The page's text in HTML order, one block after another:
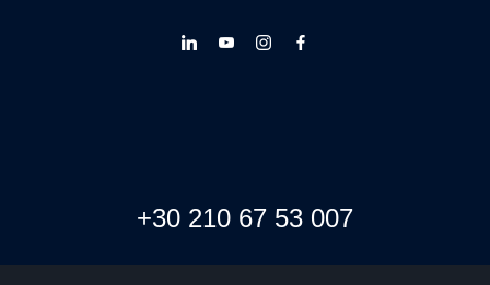
+30 210 67 53 007